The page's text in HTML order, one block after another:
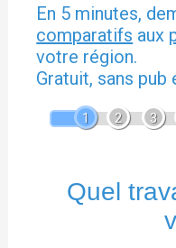
En 5 minutes,
comparatifs aux
votre région.
Gratuit, sans pub
1 2 3
Quel